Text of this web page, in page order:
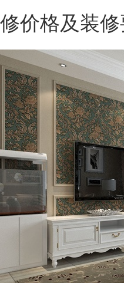
修价格及装